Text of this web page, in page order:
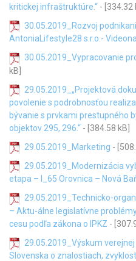
kritickej infraštruktúre.“ - [334.32
30.05.2019_Rozvoj
AntoniaLifestyle28 s.r.o.-
30.05.2019_Vypracovanie
kB]
29.05.2019_„Projektová
povolenie s podrobnosťou
bývanie s prvkami prestupného
objektov 295, 296.“ - [384.58 kB]
29.05.2019_Marketing -
29.05.2019_Modernizácia
etapa – I_65 Orovnica – Nová
29.05.2019_Technicko-
– Aktu-álne legislatívne
cesu podľa zákona o IPKZ -
29.05.2019_Výskum
Slovenska o znalostiach,